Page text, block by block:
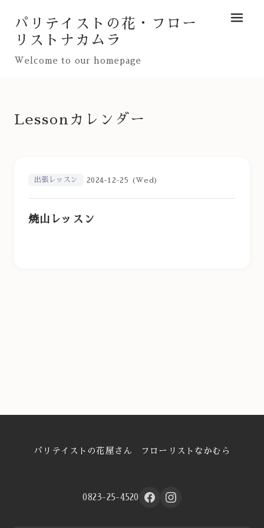
パリテイストの花・フロー
リストナカムラ
Welcome to our homepage
メニュ
Lessonカレンダー
出張レッスン 2024-12-25 (Wed)
焼山レッスン
パリテイストの花屋さん フローリストなかむら
0823-25-4520